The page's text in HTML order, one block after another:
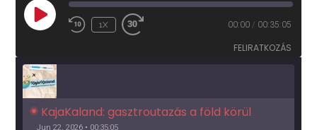
PLAY
EPISODE
1X 00:00 / 00:35:05
FELIRATKOZÁS
KajaKaland: gasztroutazás a föld körül
Jun 22, 2026 • 00:35:05